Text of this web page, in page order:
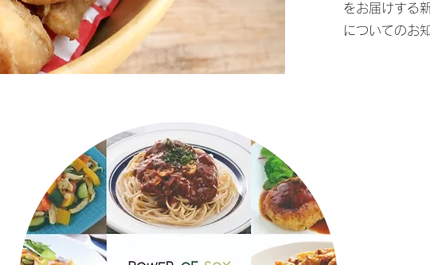
をお届けする
についてのお